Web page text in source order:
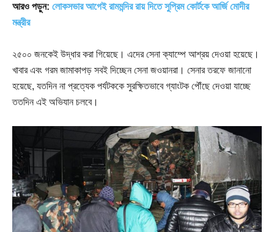
আরও পড়ুন: লোকসভার আগেই রামমন্দির রায় দিতে সুপ্রিম কোর্টকে আর্জি মোদীর
মন্ত্রীর
২৫০০ জনকেই উদ্ধার করা গিয়েছে। এদের সেনা ক্যাম্পে আশ্রয় দেওয়া হয়েছে।
খাবার এবং গরম জামাকাপড় সবই দিচ্ছেন সেনা জওয়ানরা। সেনার তরফে জানানো
হয়েছে, যতদিন না প্রত্যেক পর্যটককে সুরক্ষিতভাবে গ্যাংটক পৌঁছে দেওয়া যাচ্ছে
ততদিন এই অভিযান চলবে।